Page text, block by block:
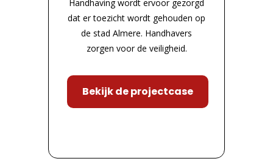
Handhaving wordt ervoor gezorgd
dat er toezicht wordt gehouden op
de stad Almere. Handhavers
zorgen voor de veiligheid.
Bekijk de projectcase